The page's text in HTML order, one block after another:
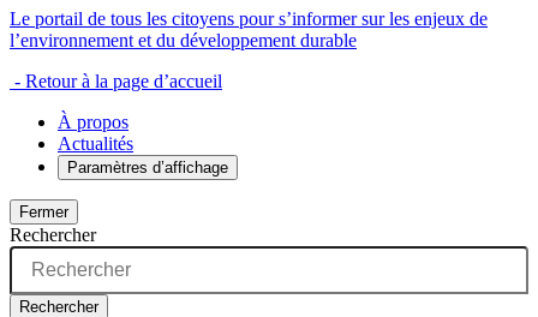
Le portail de tous les citoyens pour s’informer sur les enjeux de
l’environnement et du développement durable
- Retour à la page d’accueil
À propos
Actualités
Paramètres d’affichage
Fermer
Rechercher
Rechercher